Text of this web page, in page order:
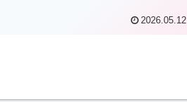
2026.05.12